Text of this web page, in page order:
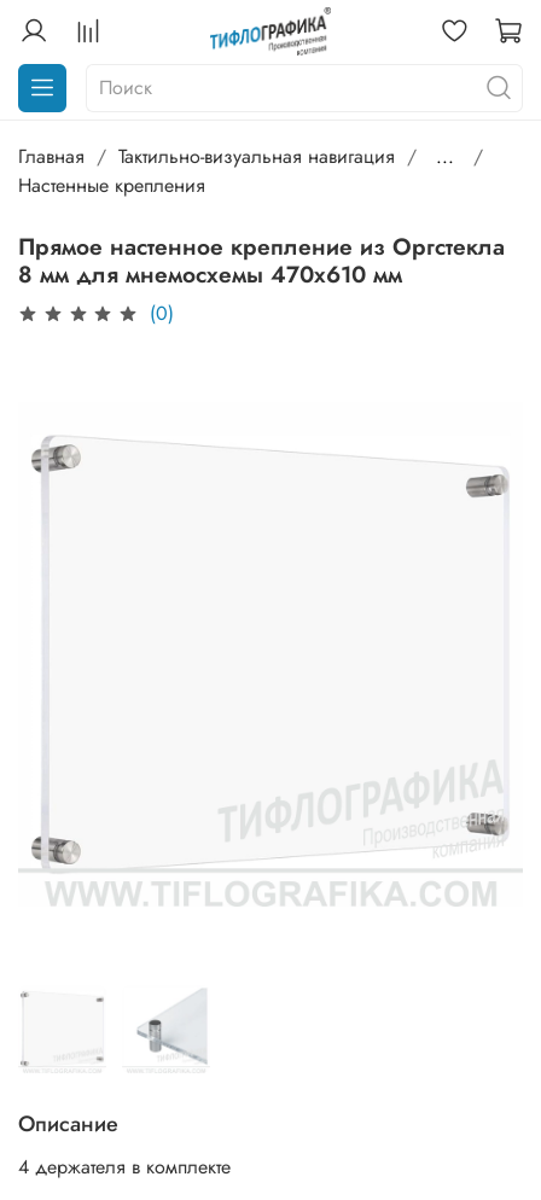
Главная Тактильно-визуальная навигация
...
Настенные крепления
Прямое настенное крепление из Оргстекла
8 мм для мнемосхемы 470х610 мм
(0)
Описание
4 держателя в комплекте